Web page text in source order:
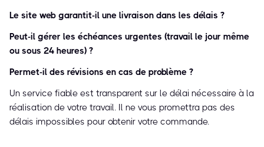
Le site web garantit-il une livraison dans les délais ?
Peut-il gérer les échéances urgentes (travail le jour même
ou sous 24 heures) ?
Permet-il des révisions en cas de problème ?
Un service fiable est transparent sur le délai nécessaire à la
réalisation de votre travail. Il ne vous promettra pas des
délais impossibles pour obtenir votre commande.